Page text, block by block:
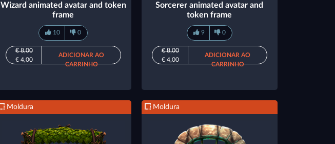
Wizard animated avatar and token
frame
10 0
€ 8,00
€ 4,00
ADICIONAR AO
CARRINHO
Sorcerer animated avatar and
token frame
9 0
€ 8,00
€ 4,00
ADICIONAR AO
CARRINHO
Moldura Moldura